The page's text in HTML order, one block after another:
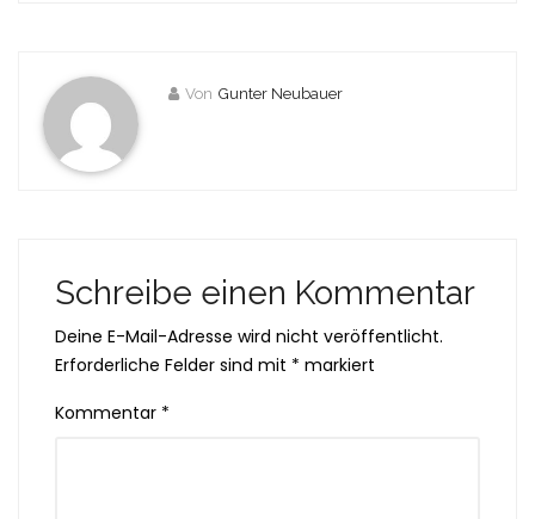
Von Gunter Neubauer
Schreibe einen Kommentar
Deine E-Mail-Adresse wird nicht veröffentlicht.
Erforderliche Felder sind mit * markiert
Kommentar *